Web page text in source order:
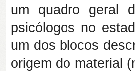
um quadro geral
psicólogos no
um dos blocos
origem do material